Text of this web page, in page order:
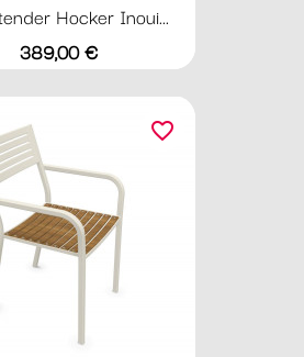
Hocker Inoui...
Preis
389,00 €
favorite_border